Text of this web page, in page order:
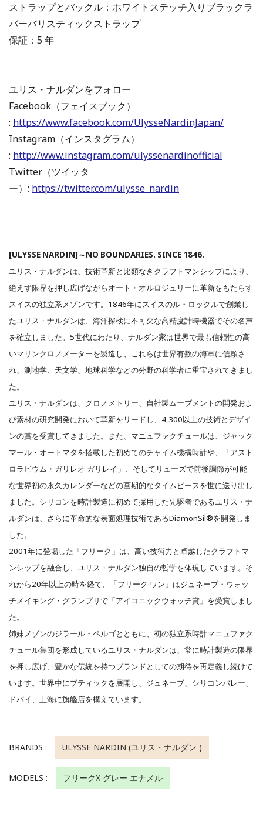
ストラップとバックル：ホワイトステッチ入りブラックラ
バーバリスティックストラップ
保証：5 年
ユリス・ナルダンをフォロー
Facebook（フェイスブック）
: https://www.facebook.com/UlysseNardinJapan/
Instagram（インスタグラム）
: http://www.instagram.com/ulyssenardinofficial
Twitter（ツイッタ
ー）: https://twitter.com/ulysse_nardin
[ULYSSE NARDIN]～NO BOUNDARIES. SINCE 1846.
ユリス・ナルダンは、技術革新と比類なきクラフトマンシップにより、
絶えず限界を押し広げながらオート・オルロジュリーに革新をもたらす
スイスの独立系メゾンです。1846年にスイスのル・ロックルで創業し
たユリス・ナルダンは、海洋探検に不可欠な高精度計時機器でその名声
を確立しました。5世代にわたり、ナルダン家は世界で最も信頼性の高
いマリンクロノメーターを製造し、これらは世界有数の海軍に信頼さ
れ、測地学、天文学、地球科学などの分野の科学者に重宝されてきまし
た。
ユリス・ナルダンは、クロノメトリー、自社製ムーブメントの開発およ
び素材の研究開発において革新をリードし、4,300以上の技術とデザイ
ンの賞を受賞してきました。また、マニュファクチュールは、ジャック
マール・オートマタを搭載した初めてのチャイム機構時計や、「アスト
ロラビウム・ガリレオ ガリレイ」、そしてリューズで前後調節が可能
な世界初の永久カレンダーなどの画期的なタイムピースを世に送り出し
ました。シリコンを時計製造に初めて採用した先駆者であるユリス・ナ
ルダンは、さらに革命的な表面処理技術であるDiamonSil®を開発しま
した。
2001年に登場した「フリーク」は、高い技術力と卓越したクラフトマ
ンシップを融合し、ユリス・ナルダン独自の哲学を体現しています。そ
れから20年以上の時を経て、「フリーク ワン」はジュネーブ・ウォッ
チメイキング・グランプリで「アイコニックウォッチ賞」を受賞しまし
た。
姉妹メゾンのジラール・ペルゴとともに、初の独立系時計マニュファク
チュール集団を形成しているユリス・ナルダンは、常に時計製造の限界
を押し広げ、豊かな伝統を持つブランドとしての期待を再定義し続けて
います。世界中にブティックを展開し、ジュネーブ、シリコンバレー、
ドバイ、上海に旗艦店を構えています。
BRANDS : ULYSSE NARDIN (ユリス・ナルダン )
MODELS : フリークX グレー エナメル